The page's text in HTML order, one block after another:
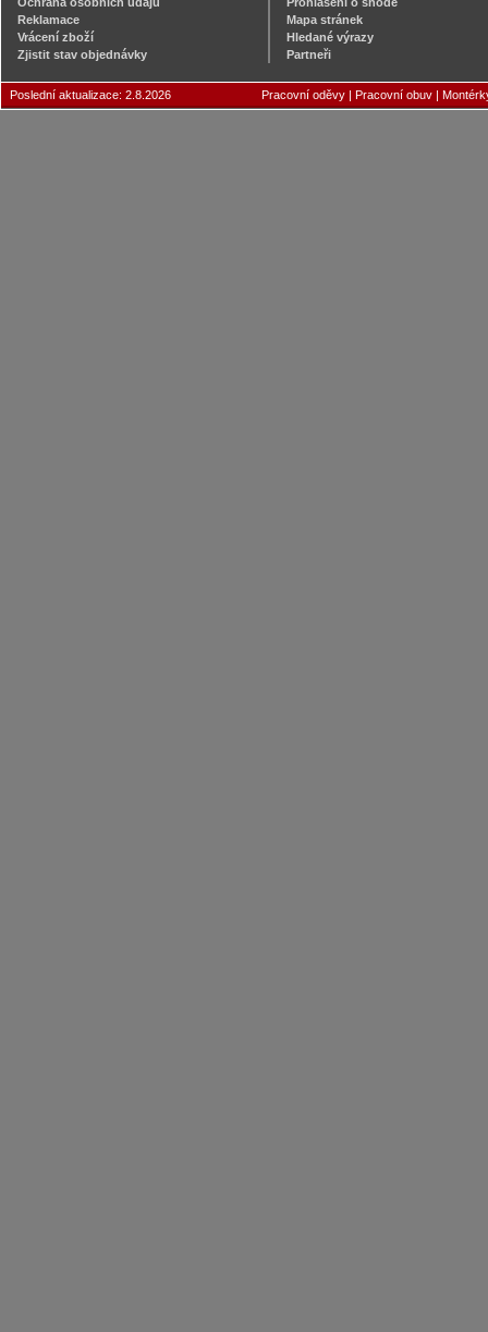
Reklamace
Vrácení zboží
Zjistit stav objednávky
Mapa stránek
Hledané výrazy
Partneři
Poslední aktualizace: 2.8.2026 Pracovní oděvy | Pracovní obuv |